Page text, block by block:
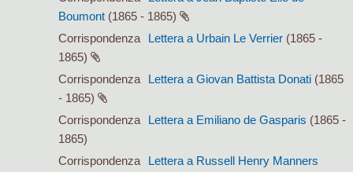
Boumont (1865 - 1865)
Corrispondenza
Lettera a Urbain Le Verrier (1865 -
1865)
Corrispondenza
Lettera a Giovan Battista Donati (1865
- 1865)
Corrispondenza
Lettera a Emiliano de Gasparis (1865 -
1865)
Corrispondenza
Lettera a Russell Henry Manners